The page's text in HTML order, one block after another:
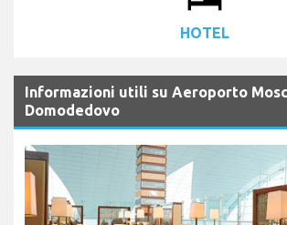
local_hotel
Informazioni utili su Aeroporto
Domodedovo